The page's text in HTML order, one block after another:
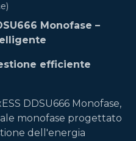
Monofase –
efficiente
DDSU666 Monofase,
monofase progettato
dell'energia